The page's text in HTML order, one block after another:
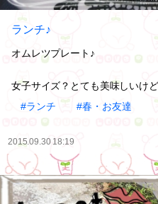
ランチ♪
オムレツプレート♪
女子サイズ？とても美味しいけ
#ランチ
#春・お友達
2015.09.30 18:19